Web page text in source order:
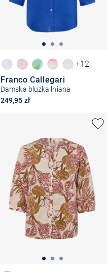
+12
Franco Callegari
Damska bluzka lniana
249,95 zł